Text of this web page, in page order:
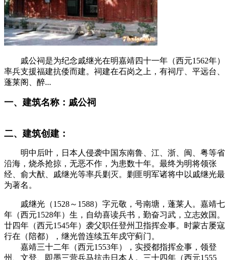
戚公祠是为纪念戚继光在明嘉靖四十一年（西元1562年）
率兵支援福建抗倭而建。祠建在石岗之上，有祠厅、平远台、
蓬莱阁、醉...
一、建筑名称：戚公祠
二、建筑创建：
明中后叶，日本人侵袭中国东南鲁、江、浙、闽、粤等省
沿海，烧杀抢掠，无恶不作，为患数十年。最终为明将领张
经、俞大猷、戚继光等率兵剿灭。剿匪明军诸将中以戚继光最
为著名。
戚继光（1528～1588）字元敬，号南塘，蓬莱人。嘉靖七
年（西元1528年）生，自幼喜读兵书，勤奋习武，立志效国。
廿四年（西元1545年）袭父职任登州卫指挥佥事。时蒙古屡寇
行在（陪都），继光曾连续五年戍守蓟门。
嘉靖三十二年（西元1553年），实授都指挥佥事，领登
州、文登、即墨三营兵马抗击日本人。三十四年（西元1555